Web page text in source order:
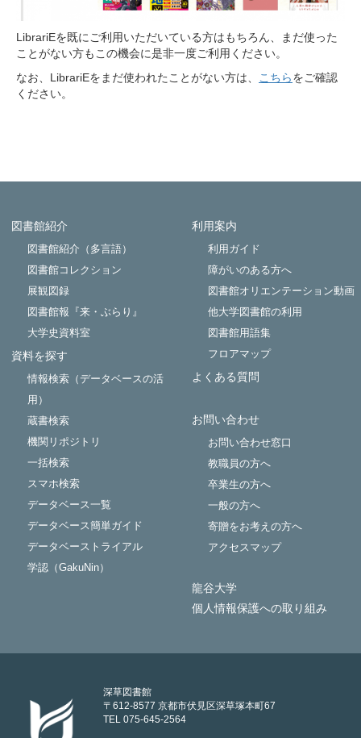
LibrariEを既にご利用いただいている方はもちろん、まだ使った
ことがない方もこの機会に是非一度ご利用ください。
なお、LibrariEをまだ使われたことがない方は、
こちらをご確認
ください。
図書館紹介
図書館紹介（多言語）
図書館コレクション
展観図録
図書館報『来・ぶらり』
大学史資料室
資料を探す
情報検索（データベースの活
用）
蔵書検索
機関リポジトリ
一括検索
スマホ検索
データベース一覧
データベース簡単ガイド
データベーストライアル
学認（GakuNin）
利用案内
利用ガイド
障がいのある方へ
図書館オリエンテーション動画
他大学図書館の利用
図書館用語集
フロアマップ
よくある質問
お問い合わせ
お問い合わせ窓口
教職員の方へ
卒業生の方へ
一般の方へ
寄贈をお考えの方へ
アクセスマップ
龍谷大学
個人情報保護への取り組み
深草図書館
〒612-8577 京都市伏見区深草塚本町67
TEL 075-645-2564
Powered by NetCommons